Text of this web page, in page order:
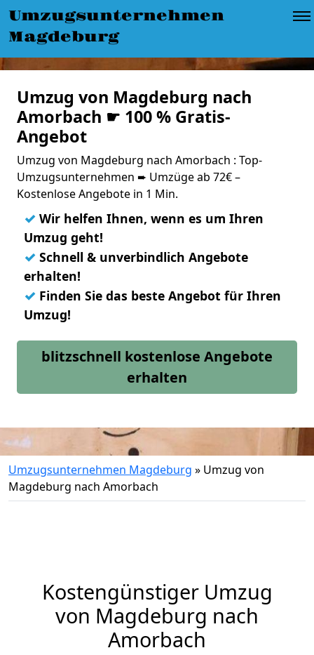
Umzugsunternehmen
Magdeburg
Umzug von Magdeburg nach
Amorbach ☛ 100 % Gratis-
Angebot
Umzug von Magdeburg nach Amorbach : Top-
Umzugsunternehmen ➨ Umzüge ab 72€ –
Kostenlose Angebote in 1 Min.
✓ Wir helfen Ihnen, wenn es um Ihren
Umzug geht!
✓ Schnell & unverbindlich Angebote
erhalten!
✓ Finden Sie das beste Angebot für Ihren
Umzug!
blitzschnell kostenlose Angebote
erhalten
Umzugsunternehmen Magdeburg » Umzug von
Magdeburg nach Amorbach
Kostengünstiger Umzug
von Magdeburg nach
Amorbach